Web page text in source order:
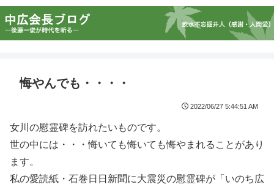
悔やんでも・・・・
2022/06/27 5:44:51 AM
女川の慰霊碑を訪れたいものです。
世の中には・・・悔いても悔いても悔やまれることがあり
ます。
私の愛読紙・石巻日日新聞に大震災の慰霊碑が「いのち広